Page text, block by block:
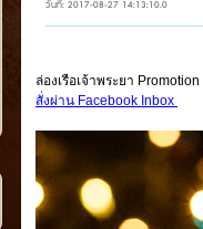
วันที่: 2017-08-27 14:13:10.0
ล่องเรือเจ้าพระยา Promotion
สั่งผ่าน Facebook Inbox